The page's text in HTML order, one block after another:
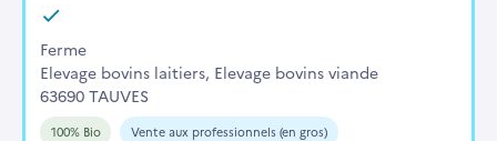
Ferme
Elevage bovins laitiers, Elevage bovins viande
63690 TAUVES
100% Bio Vente aux professionnels (en gros)